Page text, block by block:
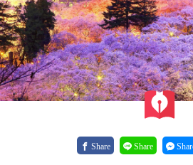
Share Share